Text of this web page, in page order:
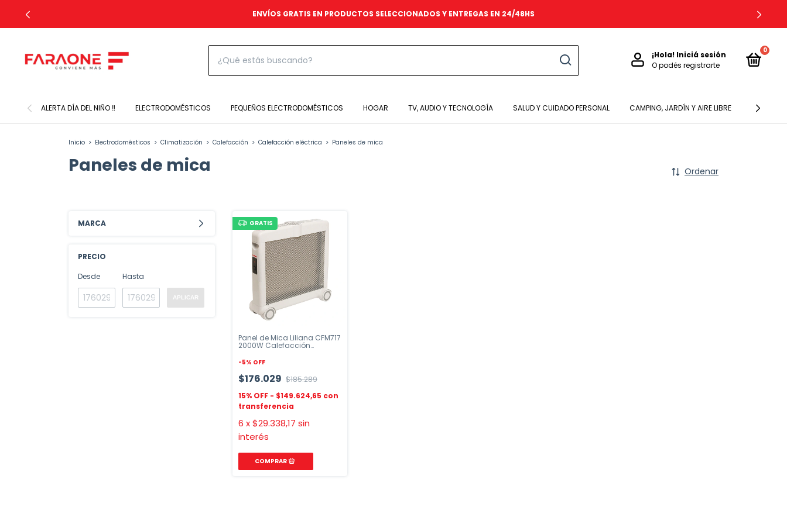
ENVÍOS GRATIS EN PRODUCTOS SELECCIONADOS Y ENTREGAS EN 24/48HS
¡Hola! Iniciá sesión
O podés registrarte
0
ALERTA DÍA DEL NIÑO ‼️ ELECTRODOMÉSTICOS PEQUEÑOS ELECTRODOMÉSTICOS HOGAR TV, AUDIO Y TECNOLOGÍA SALUD Y CUIDADO PERSONAL CAMPING, JARDÍN Y AIRE LIBRE BEBES Y
Inicio > Electrodomésticos > Climatización > Calefacción > Calefacción eléctrica > Paneles de mica
Paneles de mica Ordenar
MARCA
PRECIO
Desde
Hasta
APLICAR
GRATIS
Panel de Mica Liliana CFM717
2000W Calefacción
-5% OFF
$176.029 $185.289
$149.624,65
6 x$29.338,17 sin
interés